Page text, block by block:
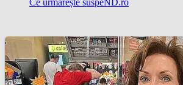
Ce urmărește suspeND.ro